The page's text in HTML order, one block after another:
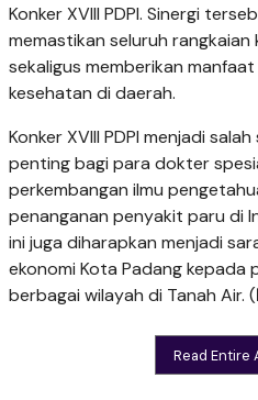
Konker XVIII PDPI. Sinergi
memastikan seluruh
sekaligus memberikan
kesehatan di daerah.
Konker XVIII PDPI menjadi
penting bagi para dokter
perkembangan ilmu
penanganan penyakit paru di
ini juga diharapkan menjadi
ekonomi Kota Padang
berbagai wilayah di Tanah Air. (
Read Entire